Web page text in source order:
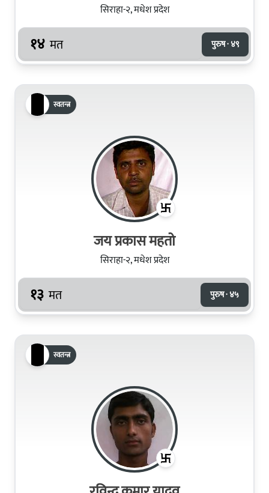
सिराहा-२, मधेश प्रदेश
१४ मत पुरुष · ४९
स्वतन्त्र
जय प्रकास महतो
सिराहा-२, मधेश प्रदेश
१३ मत पुरुष · ४५
स्वतन्त्र